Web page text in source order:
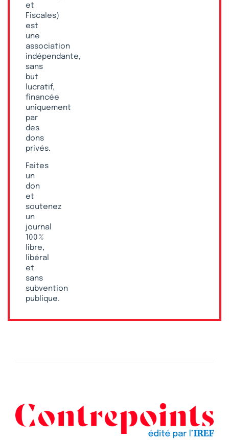
et
Fiscales)
est
une
association
indépendante,
sans
but
lucratif,
financée
uniquement
par
des
dons
privés.
Faites
un
don
et
soutenez
un
journal
100 %
libre,
libéral
et
sans
subvention
publique.